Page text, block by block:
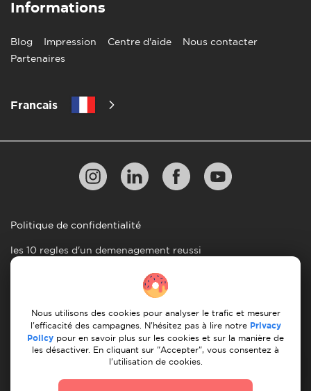
Informations
Blog Impression Centre d'aide
Nous contacter
Partenaires
Francais
© 2026 Moovick. Nous utilisons des images de stock
Politique de confidentialité
les 10 regles d'un demenagement reussi
Lignes directrices en matiere de paiement
Conditions générales d'utilisation
Annulation et remboursement
Nous utilisons des cookies pour analyser le trafic et mesurer
l'efficacité des campagnes. N'hésitez pas à lire notre Privacy
Policy pour en savoir plus sur les cookies et sur la manière de
les désactiver. En cliquant sur "Accepter", vous consentez à
l'utilisation de cookies.